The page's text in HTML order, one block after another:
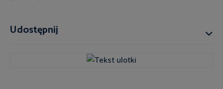
Udostępnij